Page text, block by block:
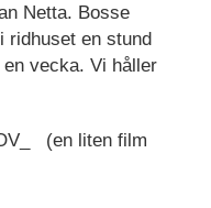
Netta. Bosse
ridhuset en stund
vecka. Vi håller
(en liten film